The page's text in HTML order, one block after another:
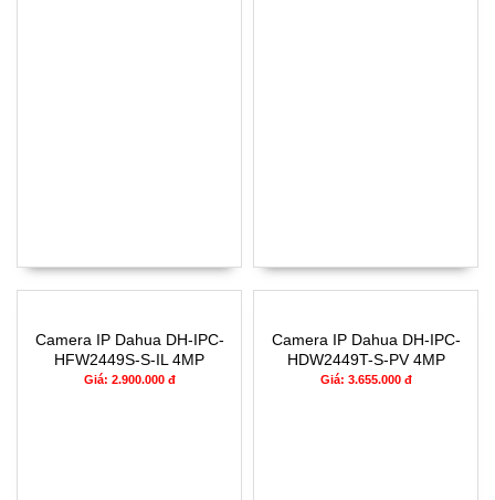
Camera IP Dahua DH-IPC-
HFW2449S-S-IL 4MP
Giá: 2.900.000 đ
Camera IP Dahua DH-IPC-
HDW2449T-S-PV 4MP
Giá: 3.655.000 đ